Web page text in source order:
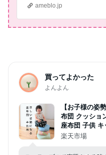
ameblo.jp
買ってよかった
よんよん
【お子様の姿
布団 クッショ
座布団 子供
予防 食事クッ
質 腰痛対策
楽天市場